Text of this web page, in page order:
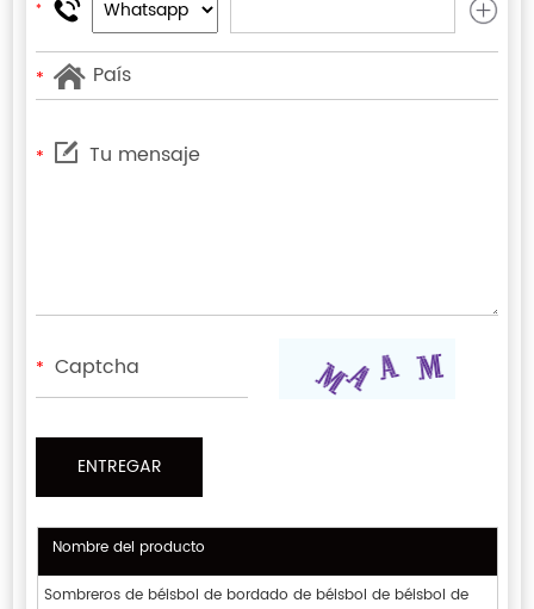
*
*
*
*
Nombre del producto
Sombreros de béisbol de bordado de béisbol de béisbol de